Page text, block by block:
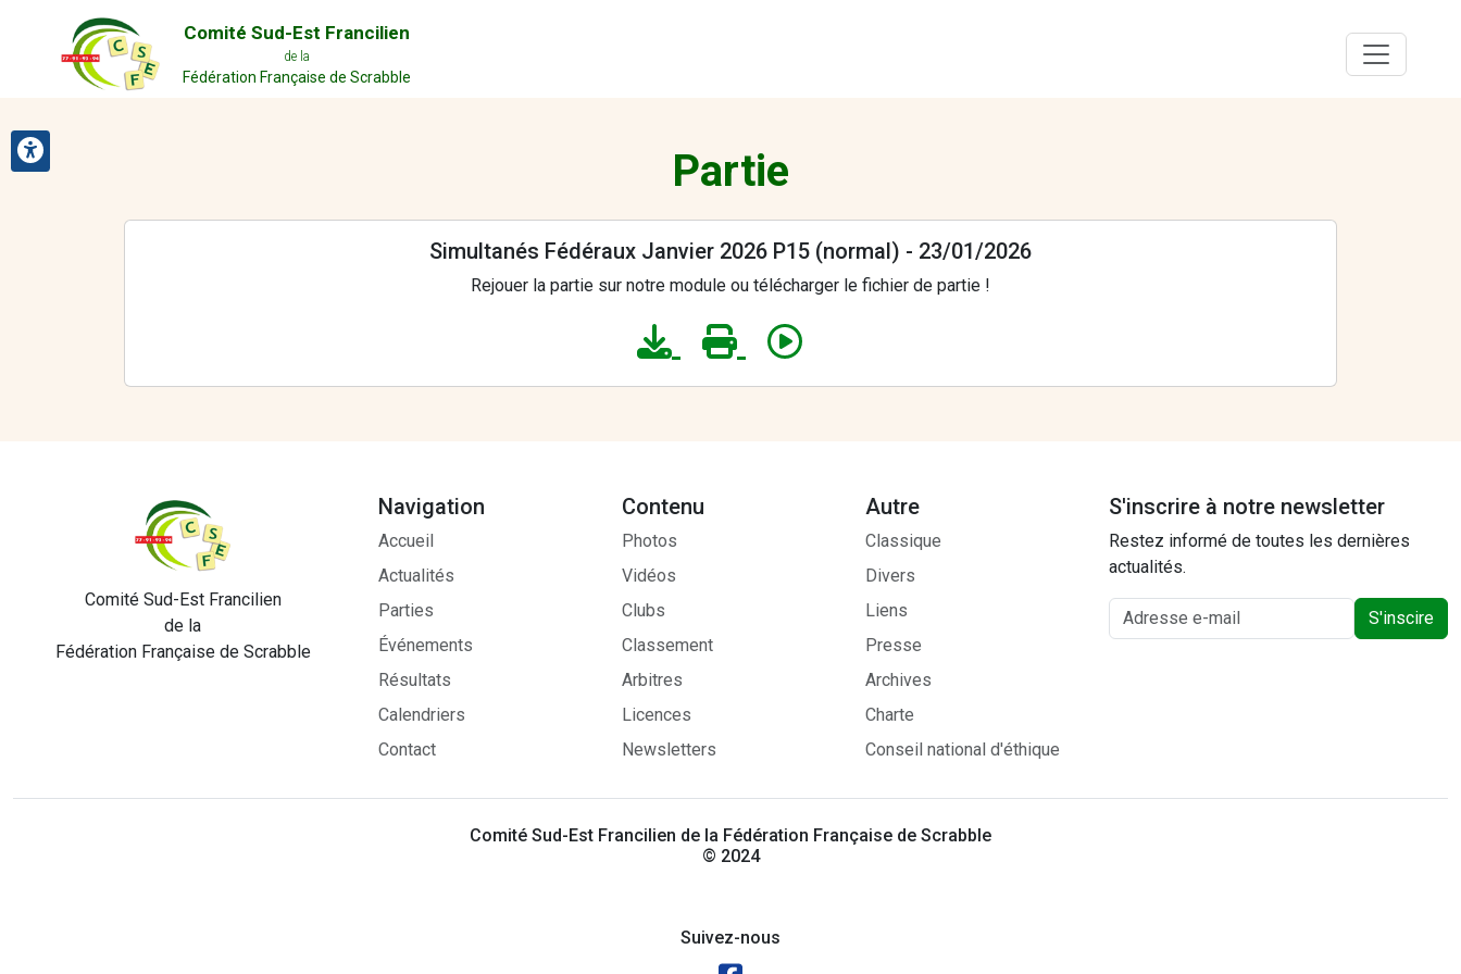
Comité Sud-Est Francilien
de la
Fédération Française de Scrabble
Partie
Simultanés Fédéraux Janvier 2026 P15 (normal) - 23/01/2026
Rejouer la partie sur notre module ou télécharger le fichier de partie !
Comité Sud-Est Francilien
de la
Fédération Française de Scrabble
Navigation
Accueil
Actualités
Parties
Événements
Résultats
Calendriers
Contact
Contenu
Photos
Vidéos
Clubs
Classement
Arbitres
Licences
Newsletters
Autre
Classique
Divers
Liens
Presse
Archives
Charte
Conseil national d'éthique
S'inscrire à notre newsletter
Restez informé de toutes les dernières
actualités.
S'inscire
Comité Sud-Est Francilien de la Fédération Française de Scrabble
© 2024
Suivez-nous